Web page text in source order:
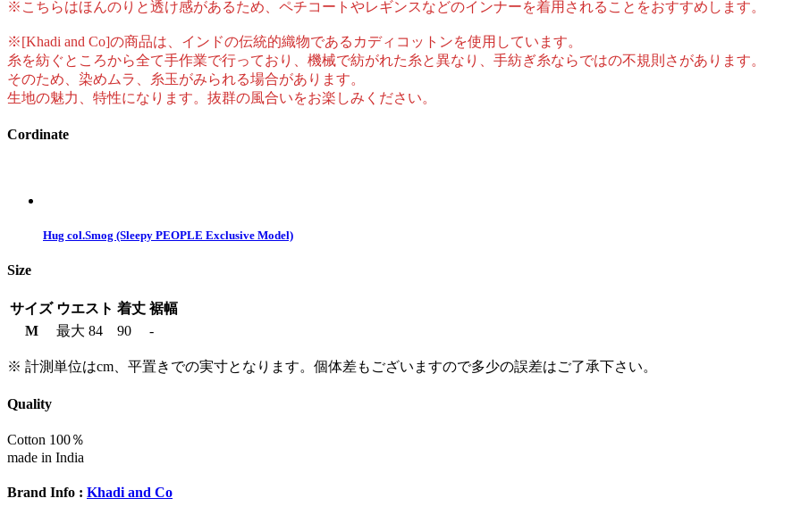
※こちらはほんのりと透け感があるため、ペチコートやレギンスなどのインナーを着用されることをおすすめします。
※[Khadi and Co]の商品は、インドの伝統的織物であるカディコットンを使用しています。
糸を紡ぐところから全て手作業で行っており、機械で紡がれた糸と異なり、手紡ぎ糸ならではの不規則さがあります。
そのため、染めムラ、糸玉がみられる場合があります。
生地の魅力、特性になります。抜群の風合いをお楽しみください。
Cordinate
Hug col.Smog (Sleepy PEOPLE Exclusive Model)
Size
サイズ ウエスト 着丈 裾幅
M
最大 84 90 -
※ 計測単位はcm、平置きでの実寸となります。個体差もございますので多少の誤差はご了承下さい。
Quality
Cotton 100％
made in India
Brand Info : Khadi and Co